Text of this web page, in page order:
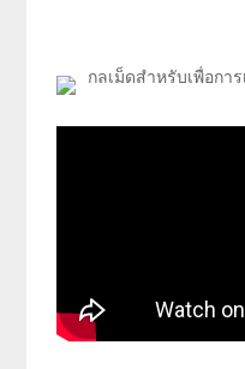
กลเม็ดสำหรับเพื่อกา